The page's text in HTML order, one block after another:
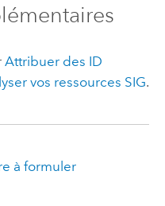
Attribuer des ID
vos ressources SIG.
à formuler